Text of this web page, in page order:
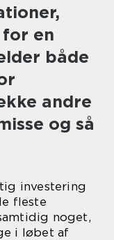
en
både
andre
og så
investering
fleste
noget,
i løbet af